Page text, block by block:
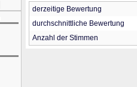
derzeitige Bewertung
durchschnittliche Bewertung
Anzahl der Stimmen